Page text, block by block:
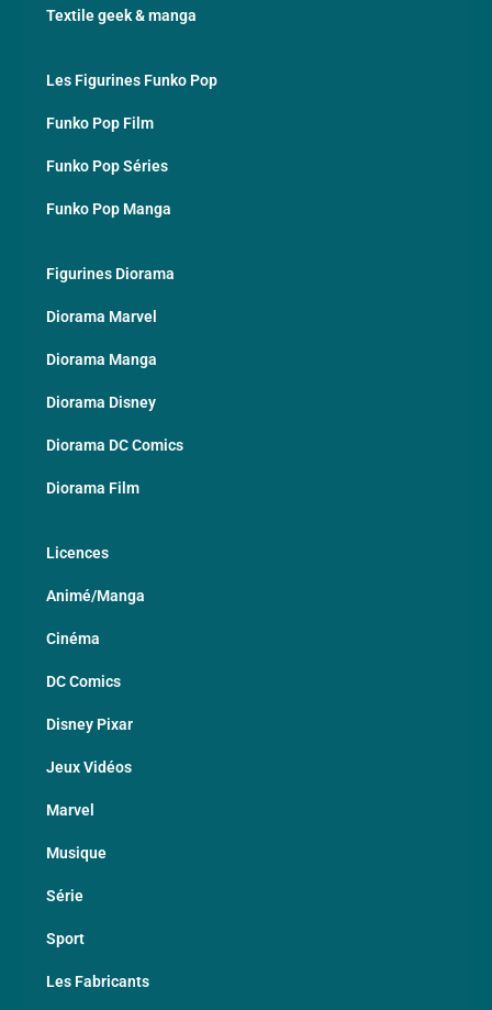
Textile geek & manga
Les Figurines Funko Pop
Funko Pop Film
Funko Pop Séries
Funko Pop Manga
Figurines Diorama
Diorama Marvel
Diorama Manga
Diorama Disney
Diorama DC Comics
Diorama Film
Licences
Animé/Manga
Cinéma
DC Comics
Disney Pixar
Jeux Vidéos
Marvel
Musique
Série
Sport
Les Fabricants